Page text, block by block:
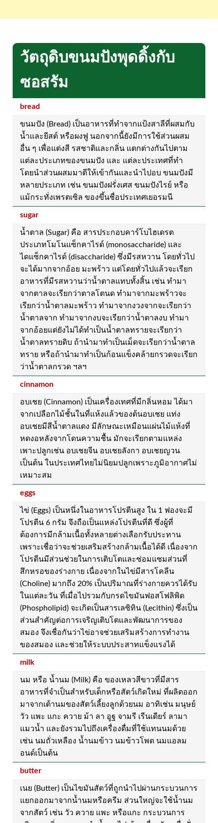
วัตถุดิบขนมปังพุดดิ้งกับ
ซอสรัม
bread
ขนมปัง (Bread) เป็นอาหารที่ทำจากแป้งสาลีที่ผสมกับ
น้ำและยีสต์ หรือผงฟู นอกจากนี้ยังมีการใช้ส่วนผสม
อื่น ๆ เพื่อแต่งสี รสชาติและกลิ่น แตกต่างกันไปตาม
แต่ละประเภทของขนมปัง และ แต่ละประเทศที่ทำ
โดยนำส่วนผสมมาตีให้เข้ากันและนำไปอบ ขนมปังมี
หลายประเภท เช่น ขนมปังฝรั่งเศส ขนมปังไรย์ หรือ
แม้กระทั่งเพรตเซิล ของขึ้นชื่อประเทศเยอรมนี
sugar
น้ำตาล (Sugar) คือ สารประกอบคาร์โบไฮเดรต
ประเภทโมโนแซ็กคาไรด์ (monosaccharide) และ
ไดแซ็กคาไรด์ (disaccharide) ซึ่งมีรสหวาน โดยทั่วไป
จะได้มากจากอ้อย มะพร้าว แต่โดยทั่วไปแล้วจะเรียก
อาหารที่มีรสหวานว่าน้ำตาลแทบทั้งสิ้น เช่น ทำมา
จากตาลจะเรียกว่าตาลโตนด ทำมาจากมะพร้าวจะ
เรียกว่าน้ำตาลมะพร้าว ทำมาจากงวงจากจะเรียกว่า
น้ำตาลจาก ทำมาจากงบจะเรียกว่าน้ำตาลงบ ทำมา
จากอ้อยแต่ยังไม่ได้ทำเป็นน้ำตาลทรายจะเรียกว่า
น้ำตาลทรายดิบ ถ้านำมาทำเป็นเม็ดจะเรียกว่าน้ำตาล
ทราย หรือถ้านำมาทำเป็นก้อนแข็งคล้ายกรวดจะเรียก
ว่าน้ำตาลกรวด ฯลฯ
cinnamon
อบเชย (Cinnamon) เป็นเครื่องเทศที่มีกลิ่นหอม ได้มา
จากเปลือกไม้ชั้นในที่แห้งแล้วของต้นอบเชย แท่ง
อบเชยมีสีน้ำตาลแดง มีลักษณะเหมือนแผ่นไม้แห้งที่
หดงอหลังจากโดนความชื้น มักจะเรียกตามแหล่ง
เพาะปลูกเช่น อบเชยจีน อบเชยลังกา อบเชยญวน
เป็นต้น ในประเทศไทยไม่นิยมปลูกเพราะภูมิอากาศไม่
เหมาะสม
eggs
ไข่ (Eggs) เป็นหนึ่งในอาหารโปรตีนสูง ใน 1 ฟองจะมี
โปรตีน 6 กรัม จึงถือเป็นแหล่งโปรตีนที่ดี ซึ่งผู้ที่
ต้องการมีกล้ามเนื้อทั้งหลายต่างเลือกรับประทาน
เพราะเชื่อว่าจะช่วยเสริมสร้างกล้ามเนื้อได้ดี เนื่องจาก
โปรตีนมีส่วนช่วยในการเติบโตและซ่อมแซมส่วนที่
สึกหรอของร่างกาย เนื่องจากในไข่มีสารโคลีน
(Choline) มากถึง 20% เป็นปริมาณที่ร่างกายควรได้รับ
ในแต่ละวัน ที่เมื่อไปรวมกับกรดไขมันฟอสโฟลิพิด
(Phospholipid) จะเกิดเป็นสารเลซิทิน (Lecithin) ซึ่งเป็น
ส่วนสำคัญต่อการเจริญเติบโตและพัฒนาการของ
สมอง จึงเชื่อกันว่าไข่อาจช่วยเสริมสร้างการทำงาน
ของสมอง และช่วยให้ระบบประสาทแข็งแรงได้
milk
นม หรือ น้ำนม (Milk) คือ ของเหลวสีขาวที่มีสาร
อาหารที่จำเป็นสำหรับเด็กหรือสัตว์เกิดใหม่ ที่ผลิตออก
มาจากเต้านมของสัตว์เลี้ยงลูกด้วยนม อาทิเช่น มนุษย์
วัว แพะ แกะ ควาย ม้า ลา อูฐ จามรี เรีนเดียร์ ลามา
แมวน้ำ และยังรวมไปถึงเครื่องดื่มที่ใช้แทนนมด้วย
เช่น นมถั่วเหลือง น้ำนมข้าว นมข้าวโพด นมแอลม
อนด์เป็นต้น
butter
เนย (Butter) เป็นไขมันสัตว์ที่ถูกนำไปผ่านกระบวนการ
แยกออกมาจากน้ำนมหรือครีม ส่วนใหญ่จะใช้น้ำนม
จากสัตว์ เช่น วัว ควาย แพะ หรือแกะ กระบวนการ